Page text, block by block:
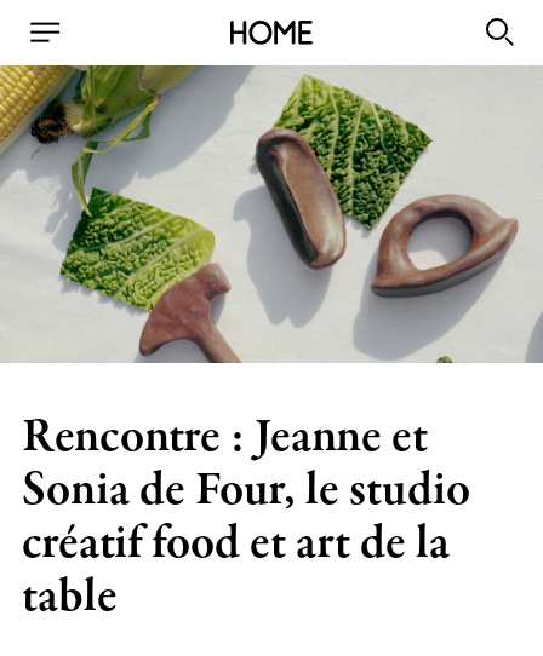
Rencontre : Jeanne et
Sonia de Four, le studio
créatif food et art de la
table